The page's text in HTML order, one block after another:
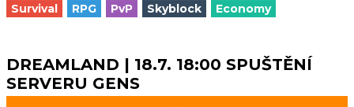
Survival RPG PvP Skyblock Economy
DREAMLAND | 18.7. 18:00 SPUŠTĚNÍ
SERVERU GENS